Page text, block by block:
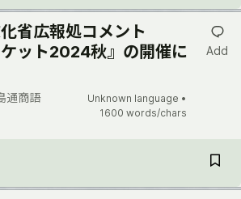
省広報処コメント
ケット2024秋』の開催に
通商語
Unknown language •
1600 words/chars
Add